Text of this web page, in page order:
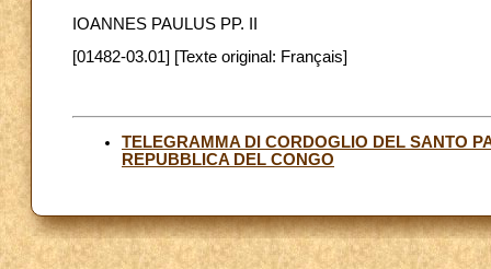
IOANNES PAULUS PP. II
[01482-03.01] [Texte original: Français]
TELEGRAMMA DI CORDOGLIO DEL SANTO
REPUBBLICA DEL CONGO